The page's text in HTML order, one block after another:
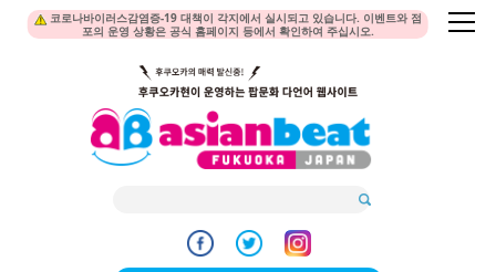
코로나바이러스감염증-19 대책이 각지에서 실시되고 있습니다. 이벤트와 점
포의 운영 상황은 공식 홈페이지 등에서 확인하여 주십시오.